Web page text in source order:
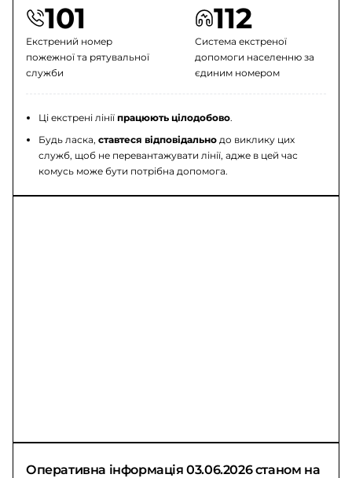
101
Екстрений номер
пожежної та рятувальної
служби
112
Система екстреної
допомоги населенню за
єдиним номером
Ці екстрені лініїпрацюють цілодобово.
Будь ласка,ставтеся відповідально до виклику цих
служб, щоб не перевантажувати лінії, адже в цей час
комусь може бути потрібна допомога.
Оперативна інформація 03.06.2026 станом на